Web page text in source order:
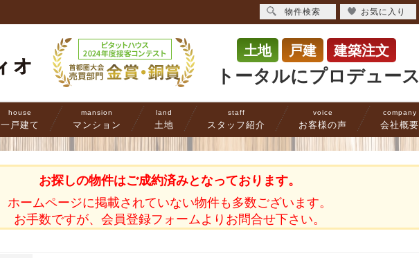
土地 戸建 建築注文
トータルにプロデュース
house
一戸建て
mansion
マンション
land
土地
staff
スタッフ紹介
voice
お客様の声
company
会社概要
お探しの物件はご成約済みとなっております。
ホームページに掲載されていない物件も多数ございます。
お手数ですが、会員登録フォームよりお問合せ下さい。
物件検索 お気に入り